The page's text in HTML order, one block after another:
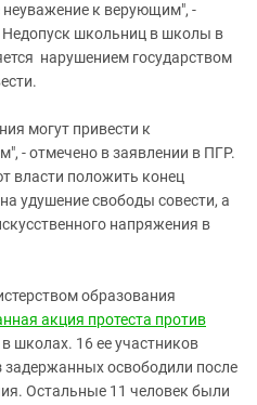
к верующим", -
Недопуск школьниц в школы в
нарушением государством
могут привести к
- отмечено в заявлении в ПГР.
власти положить конец
удушение свободы совести, а
напряжения в
образования
акция протеста против
в школах. 16 ее участников
освободили после
Остальные 11 человек были